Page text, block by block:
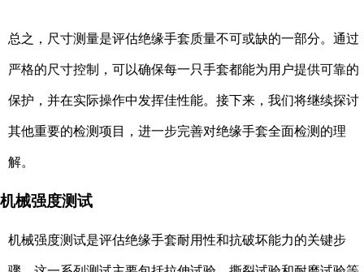
总之，尺寸测量是评估绝缘手套质量不可或缺的一部分。通过
严格的尺寸控制，可以确保每一只手套都能为用户提供可靠的
保护，并在实际操作中发挥佳性能。接下来，我们将继续探讨
其他重要的检测项目，进一步完善对绝缘手套全面检测的理
解。
机械强度测试
机械强度测试是评估绝缘手套耐用性和抗破坏能力的关键步